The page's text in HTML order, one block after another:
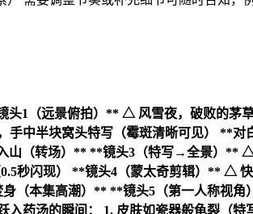
1（远景俯拍）** △ 风雪夜，破败的茅
中半块窝头特写（霉斑清晰可见） **
（转场）** **镜头3（特写→全景）**
秒闪现） **镜头4（蒙太奇剪辑）** △ 快
（本集高潮）** **镜头5（第一人称视
药汤的瞬间： 1. 皮肤如瓷器般龟裂（特